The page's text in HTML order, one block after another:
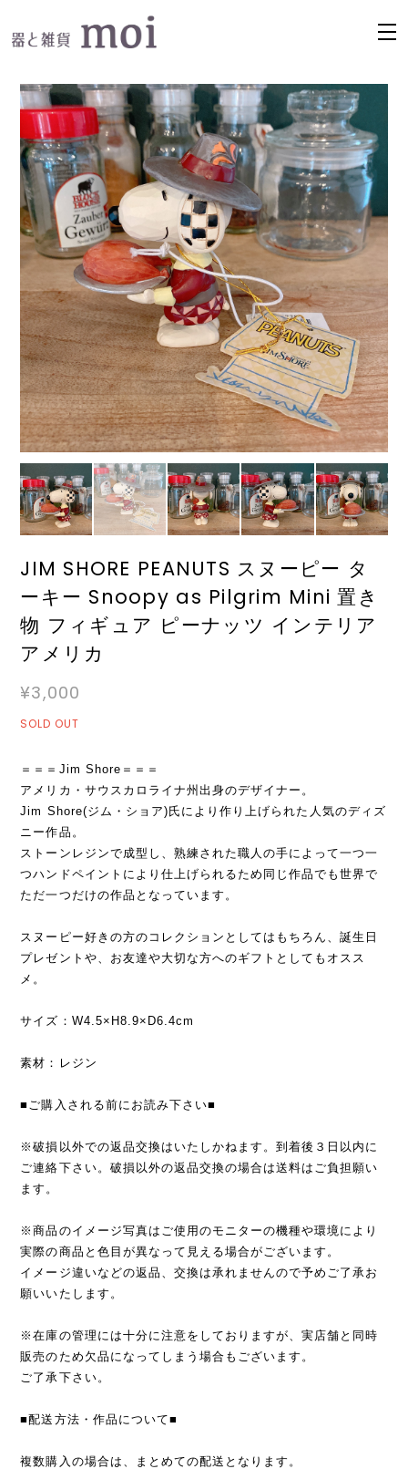
JIM SHORE PEANUTS スヌーピー タ
ーキー Snoopy as Pilgrim Mini 置き
物 フィギュア ピーナッツ インテリア
アメリカ
¥3,000
SOLD OUT
＝＝＝Jim Shore＝＝＝
アメリカ・サウスカロライナ州出身のデザイナー。
Jim Shore(ジム・ショア)氏により作り上げられた人気のディズ
ニー作品。
ストーンレジンで成型し、熟練された職人の手によって一つ一
つハンドペイントにより仕上げられるため同じ作品でも世界で
ただ一つだけの作品となっています。
スヌーピー好きの方のコレクションとしてはもちろん、誕生日
プレゼントや、お友達や大切な方へのギフトとしてもオスス
メ。
サイズ：W4.5×H8.9×D6.4cm
素材：レジン
■ご購入される前にお読み下さい■
※破損以外での返品交換はいたしかねます。到着後３日以内に
ご連絡下さい。破損以外の返品交換の場合は送料はご負担願い
ます。
※商品のイメージ写真はご使用のモニターの機種や環境により
実際の商品と色目が異なって見える場合がございます。
イメージ違いなどの返品、交換は承れませんので予めご了承お
願いいたします。
※在庫の管理には十分に注意をしておりますが、実店舗と同時
販売のため欠品になってしまう場合もございます。
ご了承下さい。
■配送方法・作品について■
複数購入の場合は、まとめての配送となります。